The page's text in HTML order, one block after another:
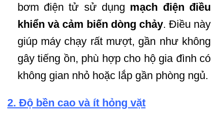
bơm điện tử sử dụng mạch điện điều
khiển và cảm biến dòng chảy. Điều này
giúp máy chạy rất mượt, gần như không
gây tiếng ồn, phù hợp cho hộ gia đình có
không gian nhỏ hoặc lắp gần phòng ngủ.
2. Độ bền cao và ít hỏng vặt